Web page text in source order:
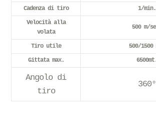
Cadenza di tiro
1/min.
Velocità alla
volata
500 m/
Tiro utile
500/1500
Gittata max.
Angolo di
tiro
360°